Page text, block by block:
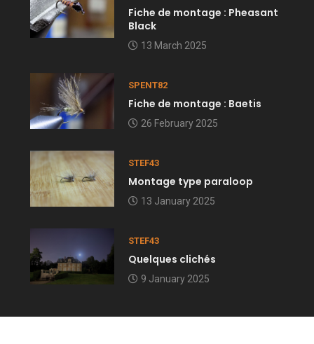
Fiche de montage : Pheasant
Black
13 March 2025
SPENT82
Fiche de montage : Baetis
26 February 2025
STEF43
Montage type paraloop
13 January 2025
STEF43
Quelques clichés
9 January 2025